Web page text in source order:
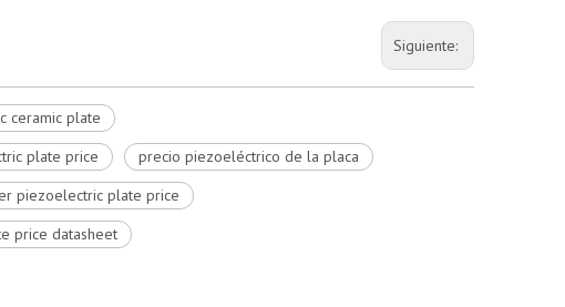
Siguiente:
ceramic plate
plate price
precio piezoeléctrico de la placa
piezoelectric plate price
price datasheet